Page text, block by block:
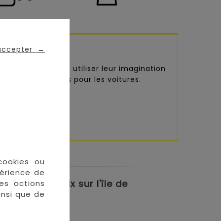
→
ou
de
actions
que de
les arcs ou utiliser leur imagination
ou des ponts pour les voitures.
meilleurs prix sur l'île de